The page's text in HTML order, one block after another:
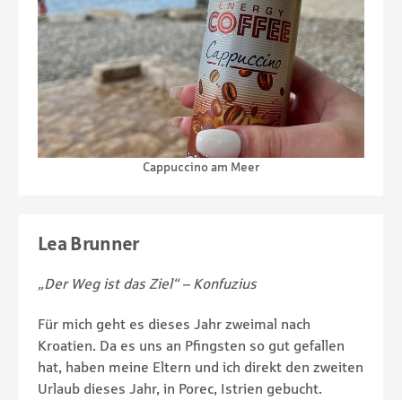
Cappuccino am Meer
Lea Brunner
„Der Weg ist das Ziel“ – Konfuzius
Für mich geht es dieses Jahr zweimal nach
Kroatien. Da es uns an Pfingsten so gut gefallen
hat, haben meine Eltern und ich direkt den zweiten
Urlaub dieses Jahr, in Porec, Istrien gebucht.